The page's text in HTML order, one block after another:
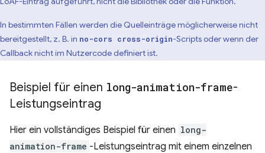
In bestimmten Fällen werden die Quelleinträge möglicherweise nicht
bereitgestellt, z. B. in no-cors cross-origin-Scripts oder wenn der
Callback nicht im Nutzercode definiert ist.
Beispiel für einen long-animation-frame-
Leistungseintrag
Hier ein vollständiges Beispiel für einen long-
animation-frame -Leistungseintrag mit einem einzelnen